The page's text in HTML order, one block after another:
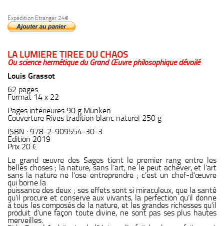
Expédition Etranger 24€
LA LUMIERE TIREE DU CHAOS
Ou science hermétique du Grand Œuvre philosophique dévoilé
Louis Grassot
62 pages
Format 14 x 22
Pages intérieures 90 g Munken
Couverture Rives tradition blanc naturel 250 g
ISBN : 978-2-909554-30-3
Édition 2019
Prix 20 €
Le grand œuvre des Sages tient le premier rang entre les
belles choses ; la nature, sans l’art, ne le peut achever, et l’art
sans la nature ne l’ose entreprendre ; c’est un chef-d’œuvre
qui borne la
puissance des deux ; ses effets sont si miraculeux, que la santé
qu’il procure et conserve aux vivants, la perfection qu’il donne
à tous les composés de la nature, et les grandes richesses qu’il
produit d’une façon toute divine, ne sont pas ses plus hautes
merveilles.